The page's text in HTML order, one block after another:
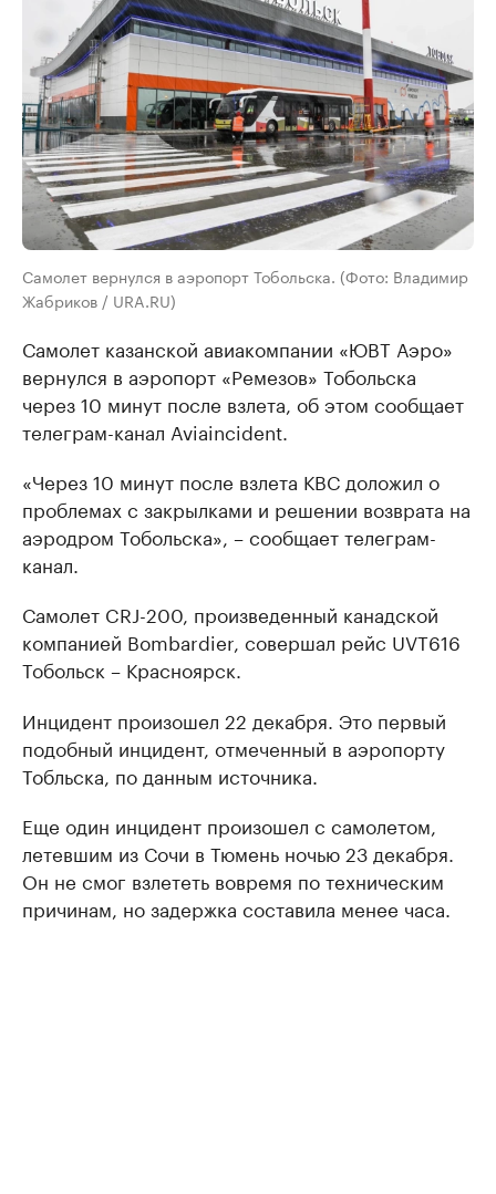
Самолет вернулся в аэропорт Тобольска. (Фото: Владимир
Жабриков / URA.RU)
Самолет казанской авиакомпании «ЮВТ Аэро»
вернулся в аэропорт «Ремезов» Тобольска
через 10 минут после взлета, об этом сообщает
телеграм-канал Aviaincident.
«Через 10 минут после взлета КВС доложил о
проблемах с закрылками и решении возврата на
аэродром Тобольска», – сообщает телеграм-
канал.
Самолет CRJ-200, произведенный канадской
компанией Bombardier, совершал рейс UVT616
Тобольск – Красноярск.
Инцидент произошел 22 декабря. Это первый
подобный инцидент, отмеченный в аэропорту
Тобльска, по данным источника.
Еще один инцидент произошел с самолетом,
летевшим из Сочи в Тюмень ночью 23 декабря.
Он не смог взлететь вовремя по техническим
причинам, но задержка составила менее часа.